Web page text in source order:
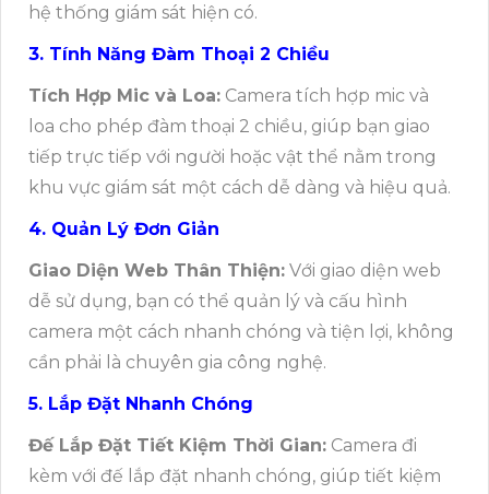
hệ thống giám sát hiện có.
3. Tính Năng Đàm Thoại 2 Chiều
Tích Hợp Mic và Loa: Camera tích hợp mic và
loa cho phép đàm thoại 2 chiều, giúp bạn giao
tiếp trực tiếp với người hoặc vật thể nằm trong
khu vực giám sát một cách dễ dàng và hiệu quả.
4. Quản Lý Đơn Giản
Giao Diện Web Thân Thiện: Với giao diện web
dễ sử dụng, bạn có thể quản lý và cấu hình
camera một cách nhanh chóng và tiện lợi, không
cần phải là chuyên gia công nghệ.
5. Lắp Đặt Nhanh Chóng
Đế Lắp Đặt Tiết Kiệm Thời Gian: Camera đi
kèm với đế lắp đặt nhanh chóng, giúp tiết kiệm